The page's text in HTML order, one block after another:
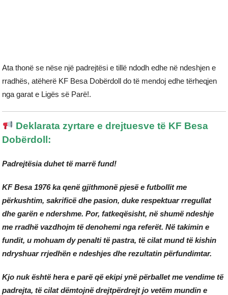
Ata thonë se nëse një padrejtësi e tillë ndodh edhe në ndeshjen e
rradhës, atëherë KF Besa Dobërdoll do të mendoj edhe tërheqjen
nga garat e Ligës së Parë!.
Deklarata zyrtare e drejtuesve të KF Besa
Dobërdoll:
Padrejtësia duhet të marrë fund!
KF Besa 1976 ka qenë gjithmonë pjesë e futbollit me
përkushtim, sakrificë dhe pasion, duke respektuar rregullat
dhe garën e ndershme. Por, fatkeqësisht, në shumë ndeshje
me rradhë vazdhojm të denohemi nga referët. Në takimin e
fundit, u mohuam dy penalti të pastra, të cilat mund të kishin
ndryshuar rrjedhën e ndeshjes dhe rezultatin përfundimtar.
Kjo nuk është hera e parë që ekipi ynë përballet me vendime të
padrejta, të cilat dëmtojnë drejtpërdrejt jo vetëm mundin e